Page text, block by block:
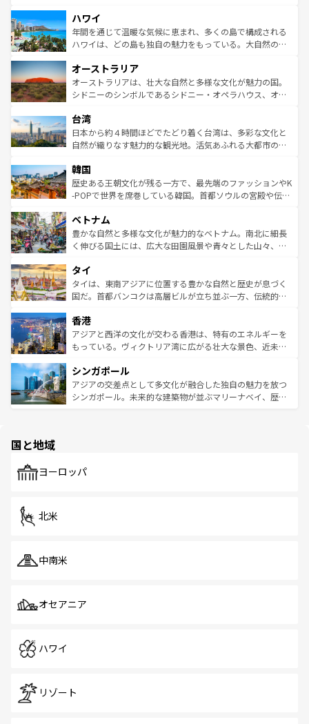
ば市内交通費無料で観光を楽しむこともできる。 なお、新
着のスイス情報はコンテンツ一覧 を参照してほしい。
のような巨大都市は、観光、ショッピング、エンターテイ
ンメントが詰まった刺激的なスポットだ。一方、アメリカ
西部には大自然が広がり、グランドキャニオンやイエロー
部のニューオーリンズでは、音楽と美食が融合した独特の
文化が魅力。旅行者はアメリカの各地域で異なる魅力を楽
しみながら、その多様性と豊かな歴史を感じることができ
ならではの贅沢な旅のスタイルだ。 なお、新着のアメリカ
情報はコンテンツ一覧を参照してほしい。
ハワイ
年間を通じて温暖な気候に恵まれ、多くの島で構成される
ハワイは、どの島も独自の魅力をもっている。大自然の神
ワイ島は見逃せない。また、定番の観光地といえばオアフ
島だが、静かな自然を求めるならマウイ島やカウアイ島が
おすすめ。エメラルドグリーンに輝く海をはじめ、豊かな
れるおもてなしの心で訪れる人々を迎えてくれるハワイの
人々、おいしいローカルフードやハワイアンミュージッ
ク、伝統的なフラダンスなど、すべてがハワイの魅力を彩
ワイを、存分に味わってほしい。 なお、新着のハワイ情報
はコンテンツ一覧を参照してほしい。
オーストラリア
オーストラリアは、壮大な自然と多様な文化が魅力の国。
シドニーのシンボルであるシドニー・オペラハウス、オー
リアリーフや大陸中央部にそびえるウルル（エアーズロッ
ク）、タスマニアの美しい原生林やケアンズの熱帯雨林な
ど、見どころがたくさん。また、カフェやワイン、オージ
いる。アクティビティも充実しており、サーフィンやダイ
ビング、ハイキングなど、アウトドア好きにはたまらな
い。オーストラリアの多彩な魅力を存分に味わいつくそ
参照してほしい。
台湾
日本から約４時間ほどでたどり着く台湾は、多彩な文化と
自然が織りなす魅力的な観光地。活気あふれる大都市の台
ン）、静ひつな山岳地帯である台湾東部など、都市の喧騒
と山間の静けさが共存しており、訪れる人に新しい発見と
驚きをもたらしてくれる。また、奥深い台湾の食文化も魅
容にもいいと評判のスイーツなど、バラエティ豊かな料理
が味わえる。 なお、新着の台湾情報は コンテンツ一覧を参
照してほしい。
韓国
歴史ある王朝文化が残る一方で、最先端のファッションやK
-POPで世界を席巻している韓国。首都ソウルの宮殿や伝統
き、地方に足を延ばせば四季折々の自然美を楽しむことが
できる。そして、キムチや焼肉、絶品のストリートフード
まで、さまざまな韓国料理が待っている。夜には、韓国な
リティに包まれながら、韓国の多彩な魅力を心ゆくまで味
わってみてほしい。 なお、新着の韓国情報はコンテンツ一
覧を参照してほしい。
ベトナム
豊かな自然と多様な文化が魅力的なベトナム。南北に細長
く伸びる国土には、広大な田園風景や青々とした山々、世
急速な発展と共に伝統が息づく。ハノイの古い町並みやホ
ーチミン市のフランス統治時代の建物も、独特の雰囲気を
醸し出している。また、バラエティの豊かさとおいしさで
とつ。フォーやバインミー、ベトナムコーヒーなどは、ぜ
ひ現地で味わいたい。どの地域を訪れてもあたたかい人々
が旅行者を迎えてくれるので、きっと忘れられない旅にな
参照してほしい。
タイ
タイは、東南アジアに位置する豊かな自然と歴史が息づく
国だ。首都バンコクは高層ビルが立ち並ぶ一方、伝統的な
の活気が交差している。北部ではチェンマイなどの山岳地
帯で自然と触れ合い、南部ではプーケットやクラビの美し
いビーチでリゾート気分を楽しむことができる。タイ料理
激する。気候は一年中温暖で、どの季節にも異なる楽しみ
が待っている。親しみやすいタイの人々、仏教を中心とし
た文化、そして多様な観光資源が、訪れる旅人を魅了し続
香港
アジアと西洋の文化が交わる香港は、特有のエネルギーを
もっている。ヴィクトリア湾に広がる壮大な景色、近未来
み、どこを訪れても感動するはず。観光スポットが密集し
ており、効率よく見どころを回れるのも魅力。息をのむよ
うな絶景から文化的な体験まで、香港を存分に楽しみ尽く
シンガポール
アジアの交差点として多文化が融合した独自の魅力を放つ
シンガポール。未来的な建築物が並ぶマリーナベイ、歴史
で、ホーカーズは地元の風情を楽しめる外せないスポット
国と地域
ヨーロッパ
北米
中南米
オセアニア
ハワイ
リゾート